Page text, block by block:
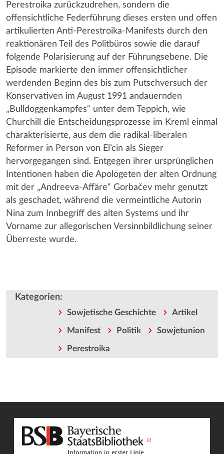
Perestroika zurückzudrehen, sondern die
offensichtliche Federführung dieses ersten und offen
artikulierten Anti-Perestroika-Manifests durch den
reaktionären Teil des Politbüros sowie die darauf
folgende Polarisierung auf der Führungsebene. Die
Episode markierte den immer offensichtlicher
werdenden Beginn des bis zum Putschversuch der
Konservativen im August 1991 andauernden
„Bulldoggenkampfes“ unter dem Teppich, wie
Churchill die Entscheidungsprozesse im Kreml einmal
charakterisierte, aus dem die radikal-liberalen
Reformer in Person von El’cin als Sieger
hervorgegangen sind. Entgegen ihrer ursprünglichen
Intentionen haben die Apologeten der alten Ordnung
mit der „Andreeva-Affäre“ Gorbačev mehr genutzt
als geschadet, während die vermeintliche Autorin
Nina zum Innbegriff des alten Systems und ihr
Vorname zur allegorischen Versinnbildlichung seiner
Überreste wurde.
Kategorien:
Sowjetische Geschichte Artikel
Manifest Politik Sowjetunion
Perestroika